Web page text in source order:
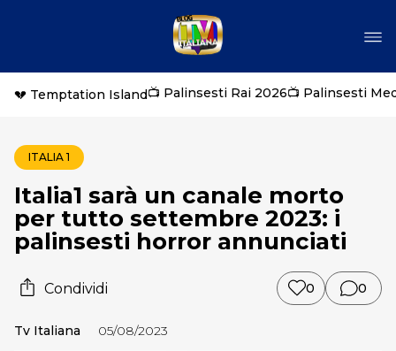
💔 Temptation Island📺 Palinsesti Rai 2026📺 Palinsesti
ITALIA 1
Italia1 sarà un canale morto
per tutto settembre 2023: i
palinsesti horror annunciati
Condividi 0 0
Tv Italiana 05/08/2023